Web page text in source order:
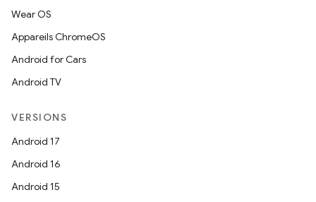
Wear OS
Appareils ChromeOS
Android for Cars
Android TV
VERSIONS
Android 17
Android 16
Android 15